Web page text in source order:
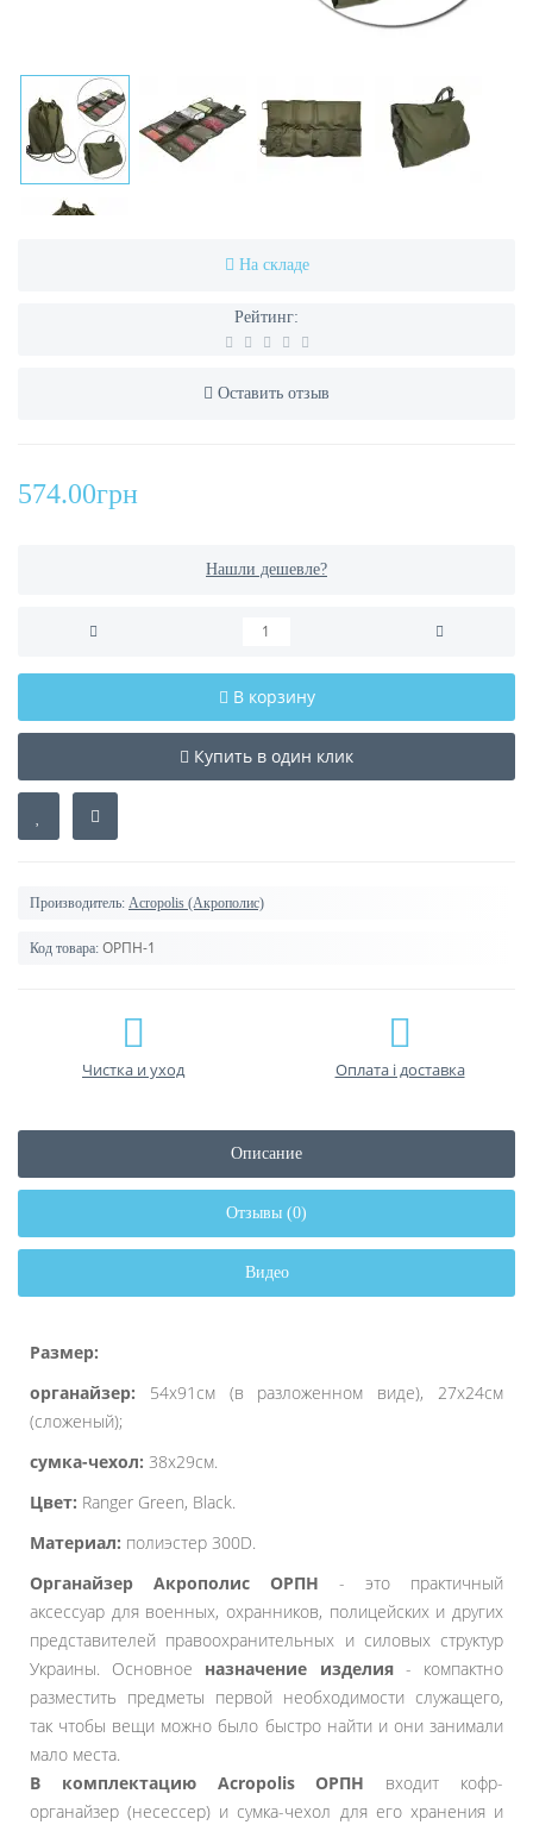
На складе
Рейтинг:
Оставить отзыв
574.00грн
Нашли дешевле?
В корзину
Купить в один клик
Производитель: Acropolis (Акрополис)
Код товара: ОРПН-1
Чистка и уход Оплата і доставка
Описание
Отзывы (0)
Видео
Размер:
органайзер: 54х91см (в разложенном виде), 27х24см
(сложеный);
сумка-чехол: 38х29см.
Цвет: Ranger Green, Black.
Материал: полиэстер 300D.
Органайзер Акрополис ОРПН - это практичный
аксессуар для военных, охранников, полицейских и других
представителей правоохранительных и силовых структур
Украины. Основное назначение изделия- компактно
разместить предметы первой необходимости служащего,
так чтобы вещи можно было быстро найти и они занимали
мало места.
В комплектацию
Acropolis ОРПН входит кофр-
органайзер (несессер) и сумка-чехол для его хранения и